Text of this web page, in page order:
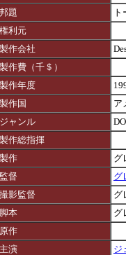
邦題
権利元
製作会社
製作費（千＄）
製作年度
製作国
ア
ジャンル
製作総指揮
製作
グ
監督
グ
撮影監督
グ
脚本
グ
原作
主演
ジ